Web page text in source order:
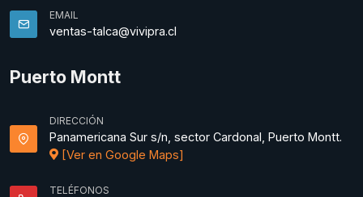
EMAIL
ventas-talca@vivipra.cl
Puerto Montt
DIRECCIÓN
Panamericana Sur s/n, sector Cardonal, Puerto Montt.
[Ver en Google Maps]
TELÉFONOS